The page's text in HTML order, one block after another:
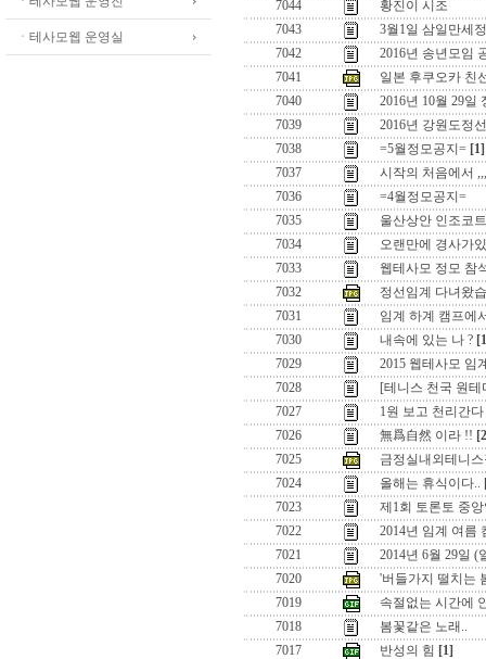
ㆍ테사모웹 운영실
7044
황진이 시조
7043
3월1일 삼일만세
7042
2016년 송년모임
7041
일본 후쿠오카 친
7040
2016년 10월 29일
7039
2016년 강원도정
7038
=5월정모공지= [1]
7037
시작의 처음에서 ,,,
7036
=4월정모공지=
7035
울산상안 인조코
7034
오랜만에 경사가
7033
웹테사모 정모 참
7032
정선임계 다녀왔
7031
임계 하계 캠프에
7030
내속에 있는 나 ?
7029
2015 웹테사모 임
7028
[테니스 천국 원
7027
1원 보고 천리간
7026
無爲自然 이라 !!
7025
금정실내외테니
7024
올해는 휴식이다..
7023
제1회 토론토 중
7022
2014년 임계 여름
7021
2014년 6월 29일
7020
'버들가지 떨치는
7019
속절없는 시간에
7018
봄꽃같은 노래..
7017
반성의 힘 [1]